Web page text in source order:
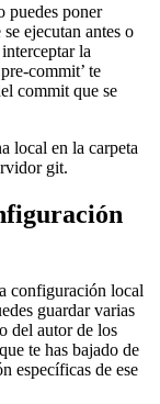
puedes poner
ejecutan antes o
la
commit’ te
commit que se
local en la carpeta
git.
configuración local
guardar varias
del autor de los
te has bajado de
específicas de ese